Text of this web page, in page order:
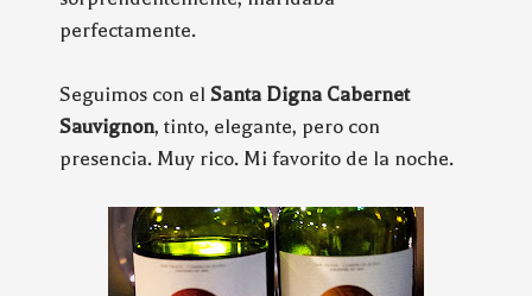
perfectamente.
Seguimos con el Santa Digna Cabernet
Sauvignon, tinto, elegante, pero con
presencia. Muy rico. Mi favorito de la noche.